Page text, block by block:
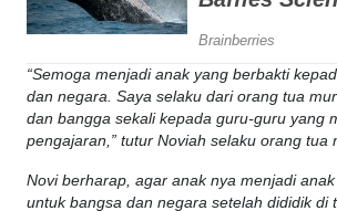
“Semoga menjadi anak yang berbakti
dan negara. Saya selaku dari orang tua
dan bangga sekali kepada guru-guru yang
pengajaran,” tutur Noviah selaku orang tua
Novi berharap, agar anak nya menjadi
untuk bangsa dan negara setelah dididik di